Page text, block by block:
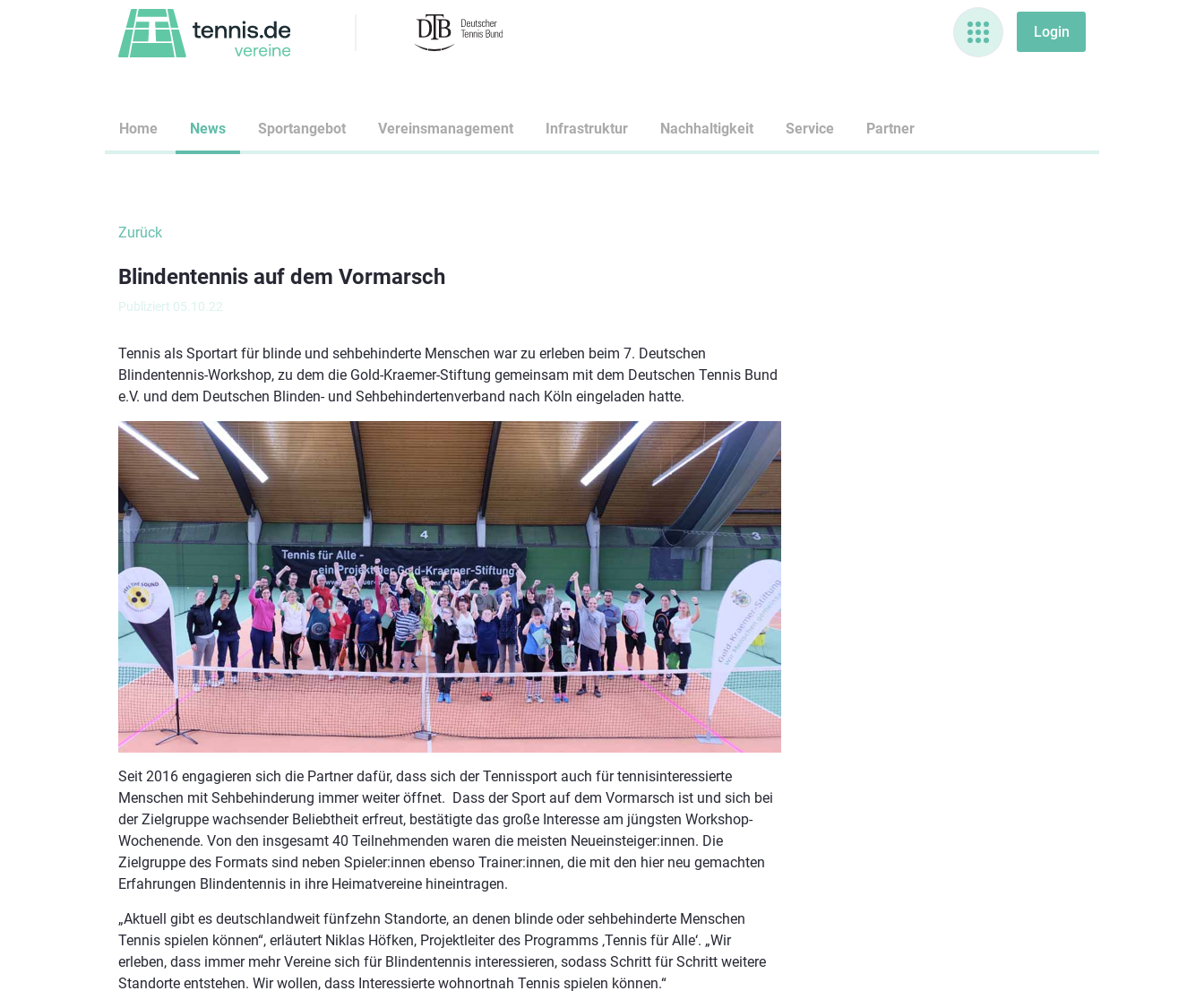
Home News Sportangebot Vereinsmanagement Infrastruktur Nachhaltigkeit Service Partner
Zurück
Blindentennis auf dem Vormarsch
Publiziert 05.10.22
Tennis als Sportart für blinde und sehbehinderte Menschen war zu erleben beim 7. Deutschen
Blindentennis-Workshop, zu dem die Gold-Kraemer-Stiftung gemeinsam mit dem Deutschen Tennis Bund
e.V. und dem Deutschen Blinden- und Sehbehindertenverband nach Köln eingeladen hatte.
Seit 2016 engagieren sich die Partner dafür, dass sich der Tennissport auch für tennisinteressierte
Menschen mit Sehbehinderung immer weiter öffnet. Dass der Sport auf dem Vormarsch ist und sich bei
der Zielgruppe wachsender Beliebtheit erfreut, bestätigte das große Interesse am jüngsten Workshop-
Wochenende. Von den insgesamt 40 Teilnehmenden waren die meisten Neueinsteiger:innen. Die
Zielgruppe des Formats sind neben Spieler:innen ebenso Trainer:innen, die mit den hier neu gemachten
Erfahrungen Blindentennis in ihre Heimatvereine hineintragen.
„Aktuell gibt es deutschlandweit fünfzehn Standorte, an denen blinde oder sehbehinderte Menschen
Tennis spielen können“, erläutert Niklas Höfken, Projektleiter des Programms ‚Tennis für Alle‘. „Wir
erleben, dass immer mehr Vereine sich für Blindentennis interessieren, sodass Schritt für Schritt weitere
Standorte entstehen. Wir wollen, dass Interessierte wohnortnah Tennis spielen können.“